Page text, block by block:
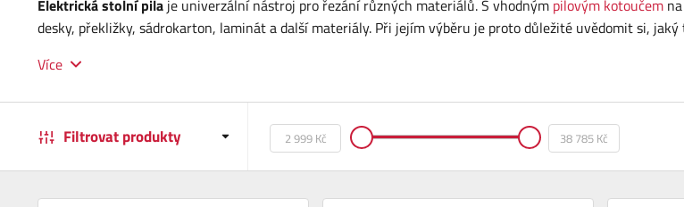
Elektrická stolní pila je univerzální nástroj pro řezání různých materiálů. S vhodným pilovým kotoučem
desky, překližky, sádrokarton, laminát a další materiály. Při jejím výběru je proto důležité uvědomit si,
Více
Filtrovat produkty